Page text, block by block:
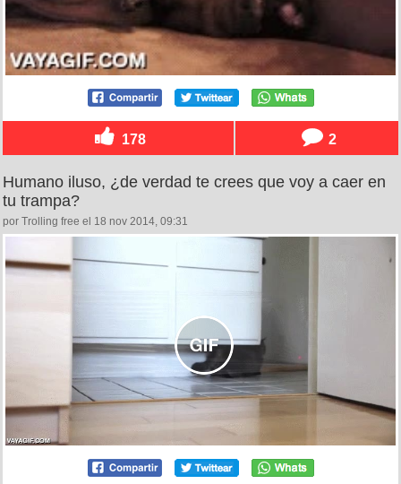
178 2
Humano iluso, ¿de verdad te crees que voy a caer en
tu trampa?
por Trolling free el 18 nov 2014, 09:31